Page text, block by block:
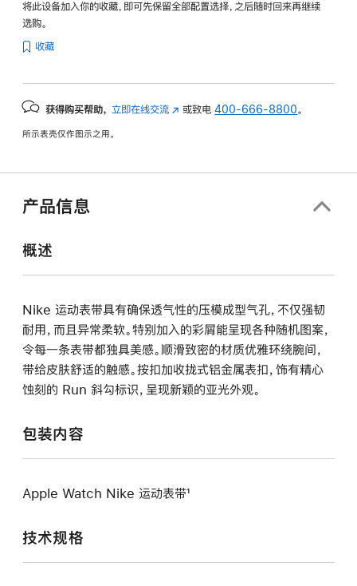
将此设备加入你的收藏，即可先保留全部配置选择，之后随时回来再继续
选购。
收藏
获得购买帮助， 立即在线交流 (在
中
或致电400-666-8800 。
所示表壳仅作图示之用。
产品信息
概述
Nike 运动表带具有确保透气性的压模成型气孔，不仅强韧
耐用，而且异常柔软。特别加入的彩屑能呈现各种随机图案，
令每一条表带都独具美感。顺滑致密的材质优雅环绕腕间，
带给皮肤舒适的触感。按扣加收拢式铝金属表扣，饰有精心
蚀刻的 Run 斜勾标识，呈现新颖的亚光外观。
包装内容
Apple Watch Nike 运动表带¹
技术规格